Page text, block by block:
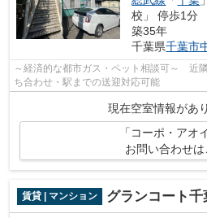
校」 停歩1分
築35年
千葉県千葉市
～経済的な都市ガス・ペット相談可～ 近
ち合わせ・駅までの送迎対応可能
現在空室情報があ
「コーポ・アオ
お問い合わせは
賃貸 | マンション グランコート千